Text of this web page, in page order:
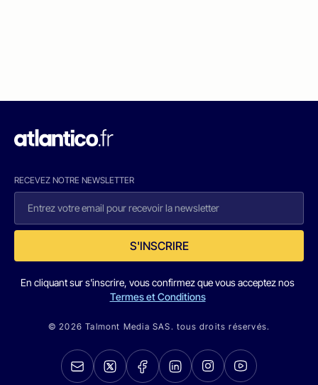
RECEVEZ NOTRE NEWSLETTER
S'INSCRIRE
En cliquant sur s'inscrire, vous confirmez que vous acceptez nos
Termes et Conditions
© 2026 Talmont Media SAS. tous droits réservés.